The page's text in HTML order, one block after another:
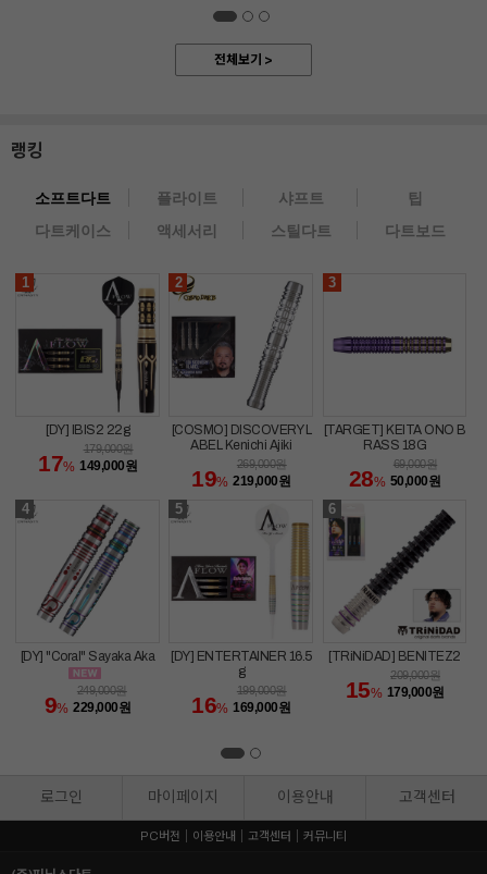
전체보기 >
랭킹
소프트다트 플라이트 샤프트
팁
다트케이스
액세서리 스틸다트 다트보드
1
[DY] IBIS2 22g
17%
179,000원
149,000원
2
[COSMO] DISCOVERY L
ABEL Kenichi Ajiki
19%
269,000원
219,000원
3
[TARGET] KEITA ONO B
RASS 18G
28%
69,000원
50,000원
4
[DY] "Coral" Sayaka Aka
9%
249,000원
229,000원
5
[DY] ENTERTAINER 16.5
g
16%
199,000원
169,000원
6
[TRiNiDAD] BENITEZ2
15%
209,000원
179,000원
로그인 마이페이지 이용안내 고객센터
PC버전 이용안내 고객센터 커뮤니티